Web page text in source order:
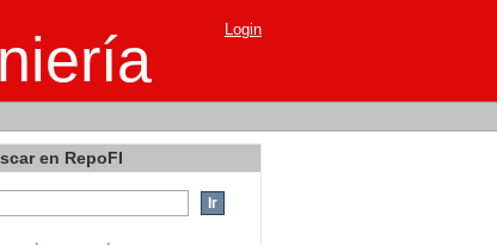
Login
en RepoFI